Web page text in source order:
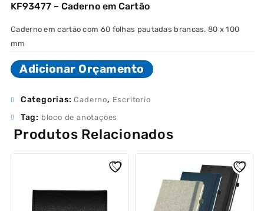
KF93477 – Caderno em Cartão
Caderno em cartão com 60 folhas pautadas brancas. 80 x 100
mm
Adicionar Orçamento
Categorias:Caderno, Escritorio
Tag: bloco de anotações
Produtos Relacionados